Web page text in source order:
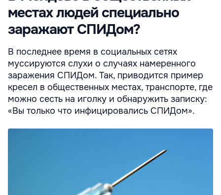
местах людей специально
заражают СПИДом?
В последнее время в социальных сетях
муссируются слухи о случаях намеренного
заражения СПИДом. Так, приводится пример
кресел в общественных местах, транспорте, где
можно сесть на иголку и обнаружить записку:
«Вы только что инфицировались СПИДом».